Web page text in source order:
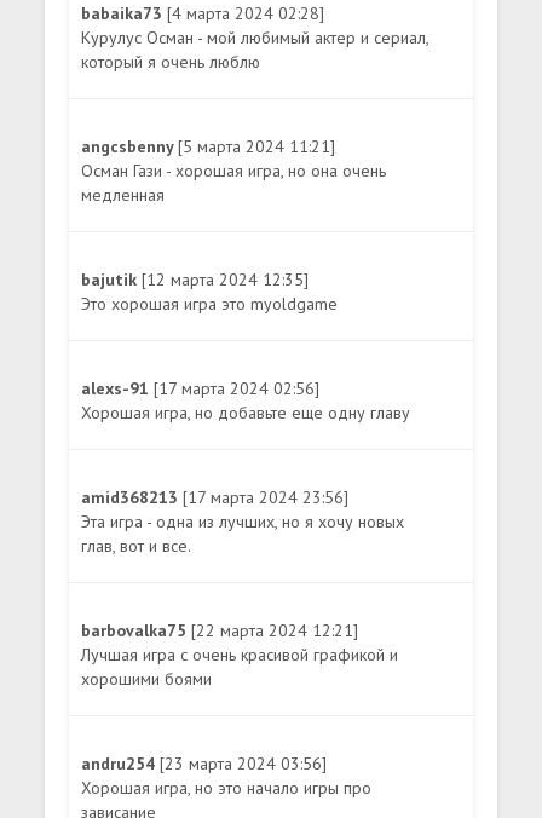
babaika73[4 марта 2024 02:28]
Курулус Осман - мой любимый актер и сериал,
который я очень люблю
angcsbenny[5 марта 2024 11:21]
Осман Гази - хорошая игра, но она очень
медленная
bajutik[12 марта 2024 12:35]
Это хорошая игра это myoldgame
alexs-91[17 марта 2024 02:56]
Хорошая игра, но добавьте еще одну главу
amid368213[17 марта 2024 23:56]
Эта игра - одна из лучших, но я хочу новых
глав, вот и все.
barbovalka75[22 марта 2024 12:21]
Лучшая игра с очень красивой графикой и
хорошими боями
andru254[23 марта 2024 03:56]
Хорошая игра, но это начало игры про
зависание